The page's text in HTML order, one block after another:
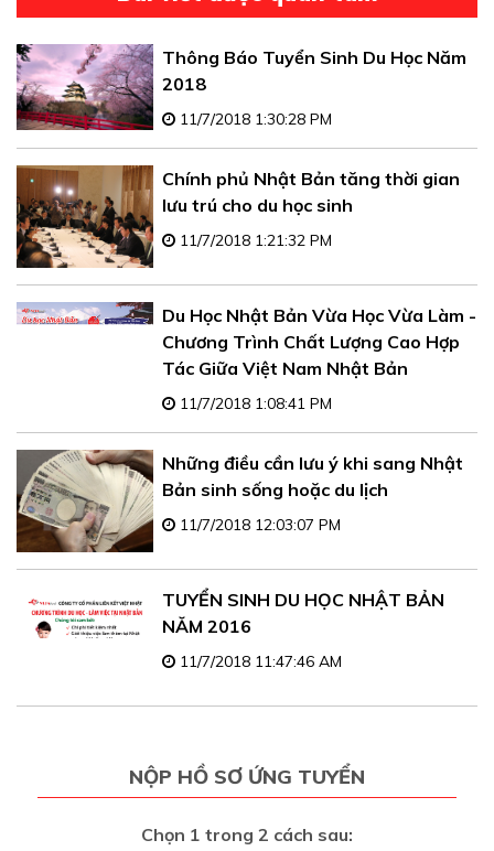
Thông Báo Tuyển Sinh Du Học Năm
2018
11/7/2018 1:30:28 PM
Chính phủ Nhật Bản tăng thời gian
lưu trú cho du học sinh
11/7/2018 1:21:32 PM
Du Học Nhật Bản Vừa Học Vừa Làm -
Chương Trình Chất Lượng Cao Hợp
Tác Giữa Việt Nam Nhật Bản
11/7/2018 1:08:41 PM
Những điều cần lưu ý khi sang Nhật
Bản sinh sống hoặc du lịch
11/7/2018 12:03:07 PM
TUYỂN SINH DU HỌC NHẬT BẢN
NĂM 2016
11/7/2018 11:47:46 AM
NỘP HỒ SƠ ỨNG TUYỂN
Chọn 1 trong 2 cách sau: